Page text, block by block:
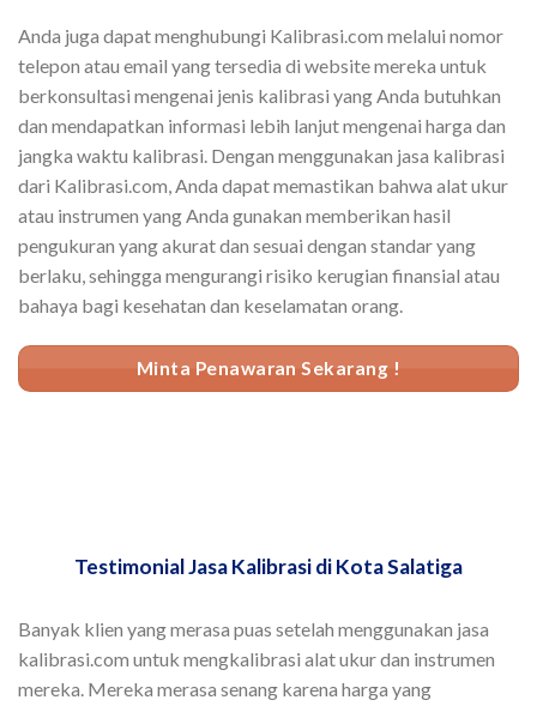
Anda juga dapat menghubungi Kalibrasi.com melalui nomor
telepon atau email yang tersedia di website mereka untuk
berkonsultasi mengenai jenis kalibrasi yang Anda butuhkan
dan mendapatkan informasi lebih lanjut mengenai harga dan
jangka waktu kalibrasi. Dengan menggunakan jasa kalibrasi
dari Kalibrasi.com, Anda dapat memastikan bahwa alat ukur
atau instrumen yang Anda gunakan memberikan hasil
pengukuran yang akurat dan sesuai dengan standar yang
berlaku, sehingga mengurangi risiko kerugian finansial atau
bahaya bagi kesehatan dan keselamatan orang.
Minta Penawaran Sekarang !
Testimonial Jasa Kalibrasi di Kota Salatiga
Banyak klien yang merasa puas setelah menggunakan jasa
kalibrasi.com untuk mengkalibrasi alat ukur dan instrumen
mereka. Mereka merasa senang karena harga yang